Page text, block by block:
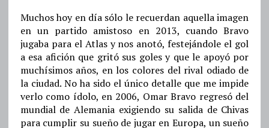
Muchos hoy en día sólo le recuerdan aquella imagen
en un partido amistoso en 2013, cuando Bravo
jugaba para el Atlas y nos anotó, festejándole el gol
a esa afición que gritó sus goles y que le apoyó por
muchísimos años, en los colores del rival odiado de
la ciudad. No ha sido el único detalle que me impide
verlo como ídolo, en 2006, Omar Bravo regresó del
mundial de Alemania exigiendo su salida de Chivas
para cumplir su sueño de jugar en Europa, un sueño